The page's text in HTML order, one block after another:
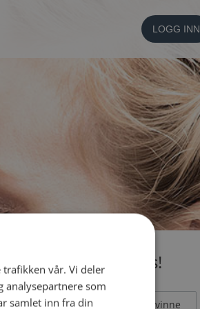
LOGG INN
Bli medlem gratis!
er en: Mann Kvinne
vår. Vi deler
analysepartnere som
samlet inn fra din